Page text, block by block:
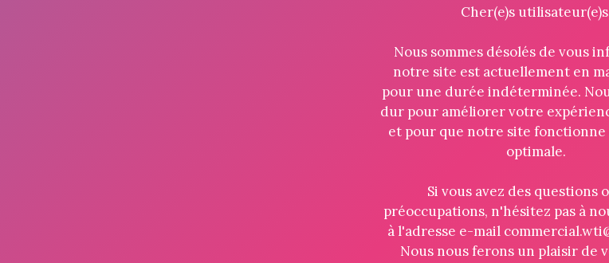
Cher(e)s
Nous sommes désolés de vous
notre site est actuellement en
pour une durée indéterminée.
dur pour améliorer votre
et pour que notre site fonctionne
optimale.
Si vous avez des questions
préoccupations, n'hésitez pas à
à l'adresse e-mail
Nous nous ferons un plaisir de